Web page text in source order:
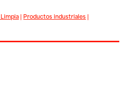
| Productos industriales |